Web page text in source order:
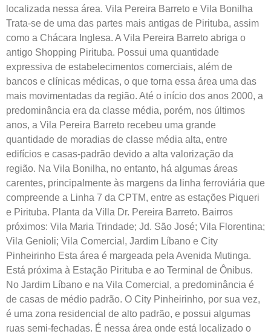
localizada nessa área. Vila Pereira Barreto e Vila Bonilha
Trata-se de uma das partes mais antigas de Pirituba, assim
como a Chácara Inglesa. A Vila Pereira Barreto abriga o
antigo Shopping Pirituba. Possui uma quantidade
expressiva de estabelecimentos comerciais, além de
bancos e clínicas médicas, o que torna essa área uma das
mais movimentadas da região. Até o início dos anos 2000, a
predominância era da classe média, porém, nos últimos
anos, a Vila Pereira Barreto recebeu uma grande
quantidade de moradias de classe média alta, entre
edifícios e casas-padrão devido a alta valorização da
região. Na Vila Bonilha, no entanto, há algumas áreas
carentes, principalmente às margens da linha ferroviária que
compreende a Linha 7 da CPTM, entre as estações Piqueri
e Pirituba. Planta da Villa Dr. Pereira Barreto. Bairros
próximos: Vila Maria Trindade; Jd. São José; Vila Florentina;
Vila Genioli; Vila Comercial, Jardim Líbano e City
Pinheirinho Esta área é margeada pela Avenida Mutinga.
Está próxima à Estação Pirituba e ao Terminal de Ônibus.
No Jardim Líbano e na Vila Comercial, a predominância é
de casas de médio padrão. O City Pinheirinho, por sua vez,
é uma zona residencial de alto padrão, e possui algumas
ruas semi-fechadas. É nessa área onde está localizado o